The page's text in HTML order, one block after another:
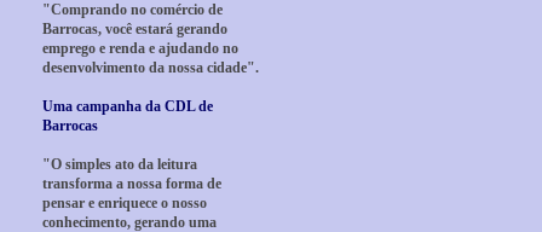
"Comprando no comércio de
Barrocas, você estará gerando
emprego e renda e ajudando no
desenvolvimento da nossa cidade".
Uma campanha da CDL de
Barrocas
"O simples ato da leitura
transforma a nossa forma de
pensar e enriquece o nosso
conhecimento, gerando uma